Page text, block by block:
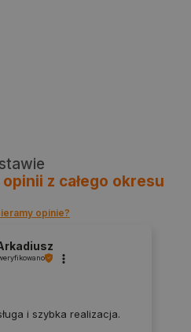
opinii z całego okresu
opinie?
i szybka realizacja.